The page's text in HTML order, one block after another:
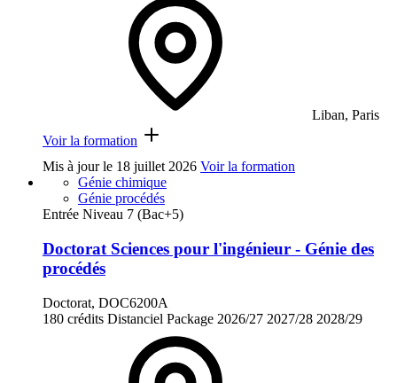
Liban, Paris
Voir la formation
Mis à jour le 18 juillet 2026 Voir la formation
Génie chimique
Génie procédés
Entrée Niveau 7 (Bac+5)
Doctorat Sciences pour l'ingénieur - Génie des
procédés
Doctorat, DOC6200A
180 crédits Distanciel Package 2026/27 2027/28 2028/29